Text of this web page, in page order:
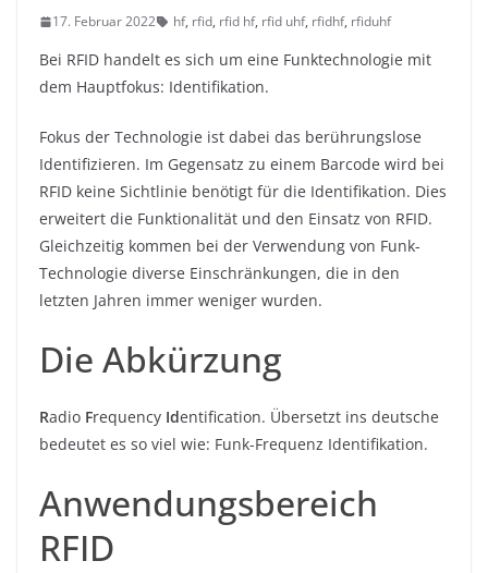
17. Februar 2022 hf, rfid, rfid hf, rfid uhf, rfidhf, rfiduhf
Bei RFID handelt es sich um eine Funktechnologie mit
dem Hauptfokus: Identifikation.
Fokus der Technologie ist dabei das berührungslose
Identifizieren. Im Gegensatz zu einem Barcode wird bei
RFID keine Sichtlinie benötigt für die Identifikation. Dies
erweitert die Funktionalität und den Einsatz von RFID.
Gleichzeitig kommen bei der Verwendung von Funk-
Technologie diverse Einschränkungen, die in den
letzten Jahren immer weniger wurden.
Die Abkürzung
Radio Frequency Identification. Übersetzt ins deutsche
bedeutet es so viel wie: Funk-Frequenz Identifikation.
Anwendungsbereich
RFID